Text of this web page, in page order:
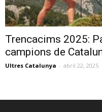
Trencacims 2025:
campions de
Ultres Catalunya - abril 22, 2025